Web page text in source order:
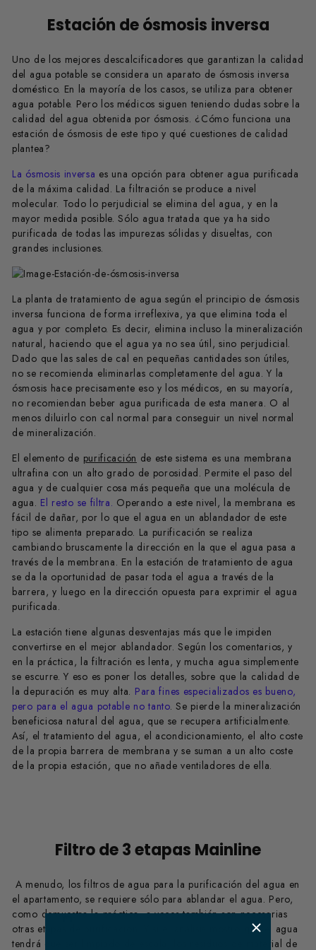
Estación de ósmosis inversa
Uno de los mejores descalcificadores que garantizan la calidad
del agua potable se considera un aparato de ósmosis inversa
doméstico. En la mayoría de los casos, se utiliza para obtener
agua potable. Pero los médicos siguen teniendo dudas sobre la
calidad del agua obtenida por ósmosis. ¿Cómo funciona una
estación de ósmosis de este tipo y qué cuestiones de calidad
plantea?
La ósmosis inversa es una opción para obtener agua purificada
de la máxima calidad. La filtración se produce a nivel
molecular. Todo lo perjudicial se elimina del agua, y en la
mayor medida posible. Sólo agua tratada que ya ha sido
purificada de todas las impurezas sólidas y disueltas, con
grandes inclusiones.
La planta de tratamiento de agua según el principio de ósmosis
inversa funciona de forma irreflexiva, ya que elimina toda el
agua y por completo. Es decir, elimina incluso la mineralización
natural, haciendo que el agua ya no sea útil, sino perjudicial.
Dado que las sales de cal en pequeñas cantidades son útiles,
no se recomienda eliminarlas completamente del agua. Y la
ósmosis hace precisamente eso y los médicos, en su mayoría,
no recomiendan beber agua purificada de esta manera. O al
menos diluirlo con cal normal para conseguir un nivel normal
de mineralización.
El elemento de purificación de este sistema es una membrana
ultrafina con un alto grado de porosidad. Permite el paso del
agua y de cualquier cosa más pequeña que una molécula de
agua. El resto se filtra. Operando a este nivel, la membrana es
fácil de dañar, por lo que el agua en un ablandador de este
tipo se alimenta preparado. La purificación se realiza
cambiando bruscamente la dirección en la que el agua pasa a
través de la membrana. En la estación de tratamiento de agua
se da la oportunidad de pasar toda el agua a través de la
barrera, y luego en la dirección opuesta para exprimir el agua
purificada.
La estación tiene algunas desventajas más que le impiden
convertirse en el mejor ablandador. Según los comentarios, y
en la práctica, la filtración es lenta, y mucha agua simplemente
se escurre. Y eso es poner los detalles, sobre que la calidad de
la depuración es muy alta. Para fines especializados es bueno,
pero para el agua potable no tanto. Se pierde la mineralización
beneficiosa natural del agua, que se recupera artificialmente.
Así, el tratamiento del agua, el acondicionamiento, el alto coste
de la propia barrera de membrana y se suman a un alto coste
de la propia estación, que no añade ventiladores de ella.
Filtro de 3 etapas Mainline
A menudo, los filtros de agua para la purificación del agua en
el apartamento, se requiere sólo para ablandar el agua. Pero,
como demuestra la práctica, a veces también son necesarias
otras etapas de purificación. Y si el análisis mostró que el agua
tendrá que ser limpiado de escala, los residuos de material de